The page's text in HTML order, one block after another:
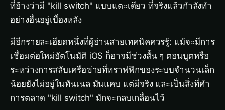
ที่อ้างว่ามี "kill switch" แบบแตะเดียว ที่จริงแล้วกำลังทำ
อย่างอื่นอยู่เบื้องหลัง
มีอีกรายละเอียดหนึ่งที่ผู้อ่านสายเทคนิคควรรู้: แม้จะมีการ
เชื่อมต่อใหม่อัตโนมัติ iOS ก็อาจมีช่วงสั้น ๆ ตอนบูตหรือ
ระหว่างการสลับเครือข่ายที่ทราฟฟิกของระบบจำนวนเล็ก
น้อยยังไม่อยู่ในทันเนล มันแคบ แต่มีจริง และเป็นสิ่งที่คำ
การตลาด "kill switch" มักจะกลบเกลื่อนไว้